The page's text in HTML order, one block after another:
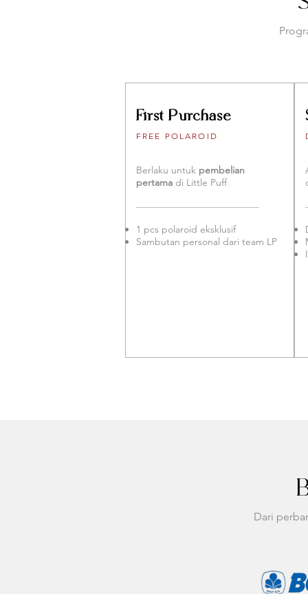
First Purchase
FREE POLAROID
Berlaku untuk pembelian
pertamadi Little Puff
1 pcs polaroid eksklusif
Sambutan personal dari team LP
Dari